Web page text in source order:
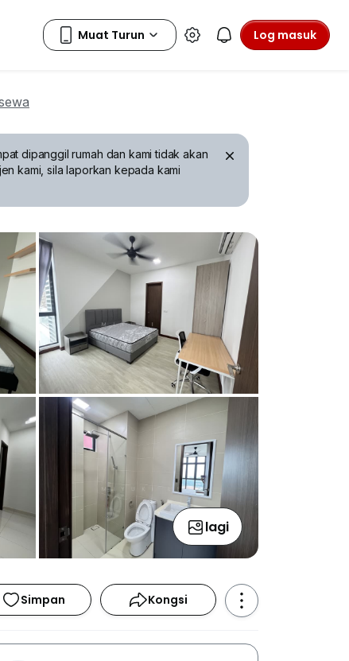
Log masuk
dipanggil rumah dan kami tidak akan
kami, sila laporkan kepada kami
lagi
Simpan Kongsi